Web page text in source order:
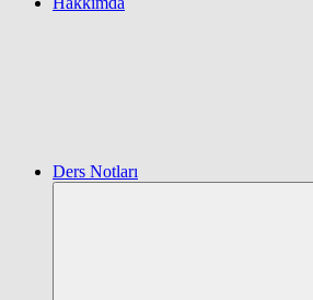
Ders Notları